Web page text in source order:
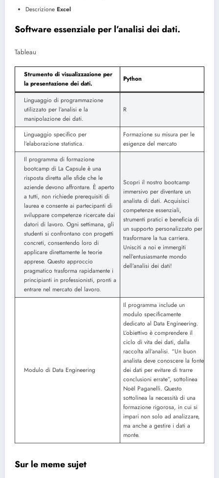
Descrizione Excel
Software essenziale per l’analisi dei dati.
Tableau
Strumento di visualizzazione per
la presentazione dei dati.
Python
Linguaggio di programmazione
utilizzato per l’analisi e la
manipolazione dei dati.
R
Linguaggio specifico per
l’elaborazione statistica.
Formazione su misura per le
esigenze del mercato
Il programma di formazione
bootcamp di La Capsule è una
risposta diretta alle sfide che le
aziende devono affrontare. È aperto
a tutti, non richiede prerequisiti di
laurea e consente ai partecipanti di
sviluppare competenze ricercate dai
datori di lavoro. Ogni settimana, gli
studenti si confrontano con progetti
concreti, consentendo loro di
applicare direttamente le teorie
apprese. Questo approccio
pragmatico trasforma rapidamente i
principianti in professionisti, pronti a
entrare nel mercato del lavoro.
Scopri il nostro bootcamp
immersivo per diventare un
analista di dati. Acquisisci
competenze essenziali,
strumenti pratici e beneficia di
un supporto personalizzato per
trasformare la tua carriera.
Unisciti a noi e immergiti
nell’entusiasmante mondo
dell’analisi dei dati!
Modulo di Data Engineering
Il programma include un
modulo specificamente
dedicato al Data Engineering.
L’obiettivo è comprendere il
ciclo di vita dei dati, dalla
raccolta all’analisi. “Un buon
analista deve conoscere la fonte
dei dati per evitare di trarre
conclusioni errate”, sottolinea
Noël Paganelli. Questo
sottolinea la necessità di una
formazione rigorosa, in cui si
impari non solo ad analizzare,
ma anche a gestire i dati a
monte.
Sur le meme sujet